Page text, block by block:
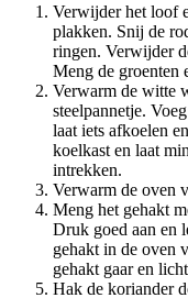
Verwijder het loof
plakken. Snij de
ringen. Verwijder
Meng de groenten
Verwarm de witte
steelpannetje.
laat iets afkoelen
koelkast en laat
intrekken.
Verwarm de oven
Meng het gehakt
Druk goed aan en
gehakt in de oven
gehakt gaar en
Hak de koriander